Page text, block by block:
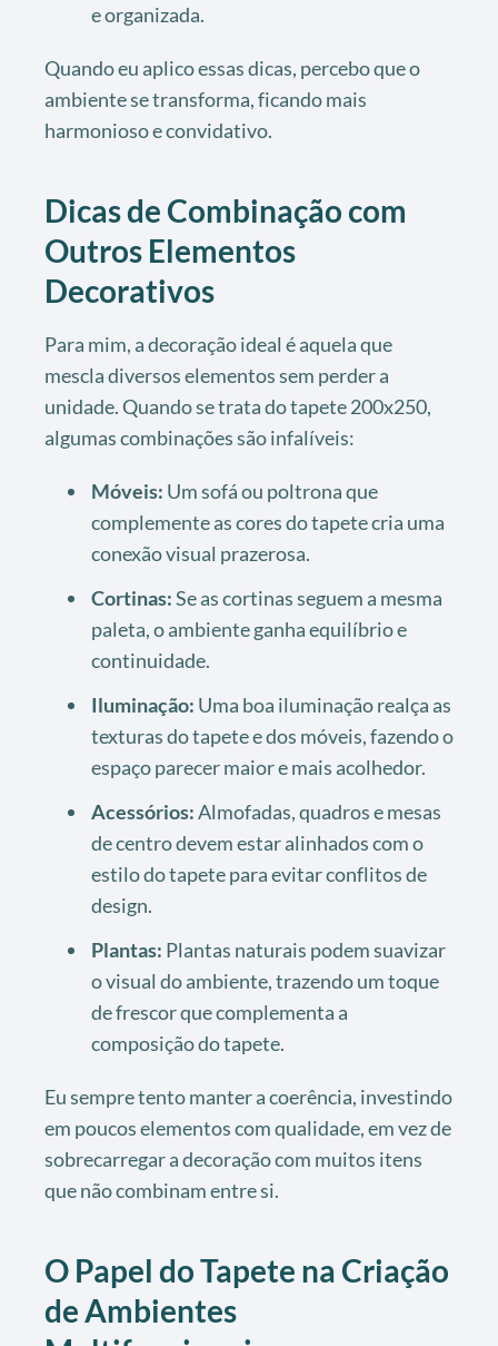
e organizada.
Quando eu aplico essas dicas, percebo que o
ambiente se transforma, ficando mais
harmonioso e convidativo.
Dicas de Combinação com
Outros Elementos
Decorativos
Para mim, a decoração ideal é aquela que
mescla diversos elementos sem perder a
unidade. Quando se trata do tapete 200x250,
algumas combinações são infalíveis:
Móveis: Um sofá ou poltrona que
complemente as cores do tapete cria uma
conexão visual prazerosa.
Cortinas:Se as cortinas seguem a mesma
paleta, o ambiente ganha equilíbrio e
continuidade.
Iluminação: Uma boa iluminação realça as
texturas do tapete e dos móveis, fazendo o
espaço parecer maior e mais acolhedor.
Acessórios:Almofadas, quadros e mesas
de centro devem estar alinhados com o
estilo do tapete para evitar conflitos de
design.
Plantas: Plantas naturais podem suavizar
o visual do ambiente, trazendo um toque
de frescor que complementa a
composição do tapete.
Eu sempre tento manter a coerência, investindo
em poucos elementos com qualidade, em vez de
sobrecarregar a decoração com muitos itens
que não combinam entre si.
O Papel do Tapete na Criação
de Ambientes